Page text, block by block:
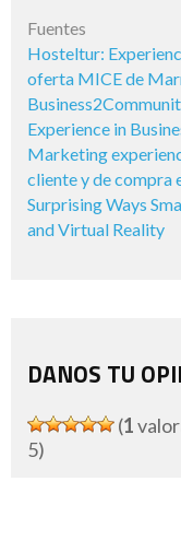
Fuentes
Hosteltur:
oferta MICE de
Experience in
Marketing
cliente y de compra
Surprising Ways
and Virtual Reality
DANOS TU
(1
5)